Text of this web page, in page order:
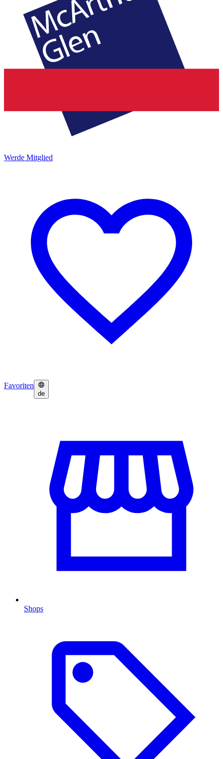
Werde Mitglied
Favoriten
de
Shops